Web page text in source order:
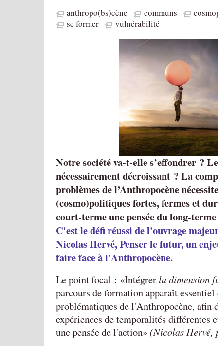
anthropo(bs)cène communs
se former
vulnérabilité
Notre société va-t-elle s’effondrer ?
nécessairement décroissant ? La
problèmes de l’Anthropocène
(cosmo)politiques fortes, fermes et
court-terme une pensée du long-
C'est le défi réussi de l'ouvrage
Nicolas Hervé, Penser le futur, un
faire face à l'Anthropocène.
Le point focal : Intégrerla dimension
parcours de formation apparaît essentiel
problématiques de l'Anthropocène, afin
expériences de temporalités différentes
une pensée de l'action (Nicolas Hervé,